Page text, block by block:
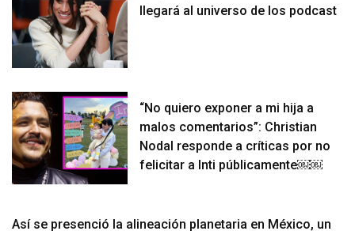
llegará al universo de los podcast
“No quiero exponer a mi hija a
malos comentarios”: Christian
Nodal responde a críticas por no
felicitar a Inti públicamente￼￼
Así se presenció la alineación planetaria en México, un